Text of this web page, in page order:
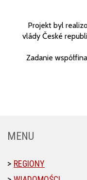
Projekt byl
vlády České
Zadanie
MENU
REGIONY